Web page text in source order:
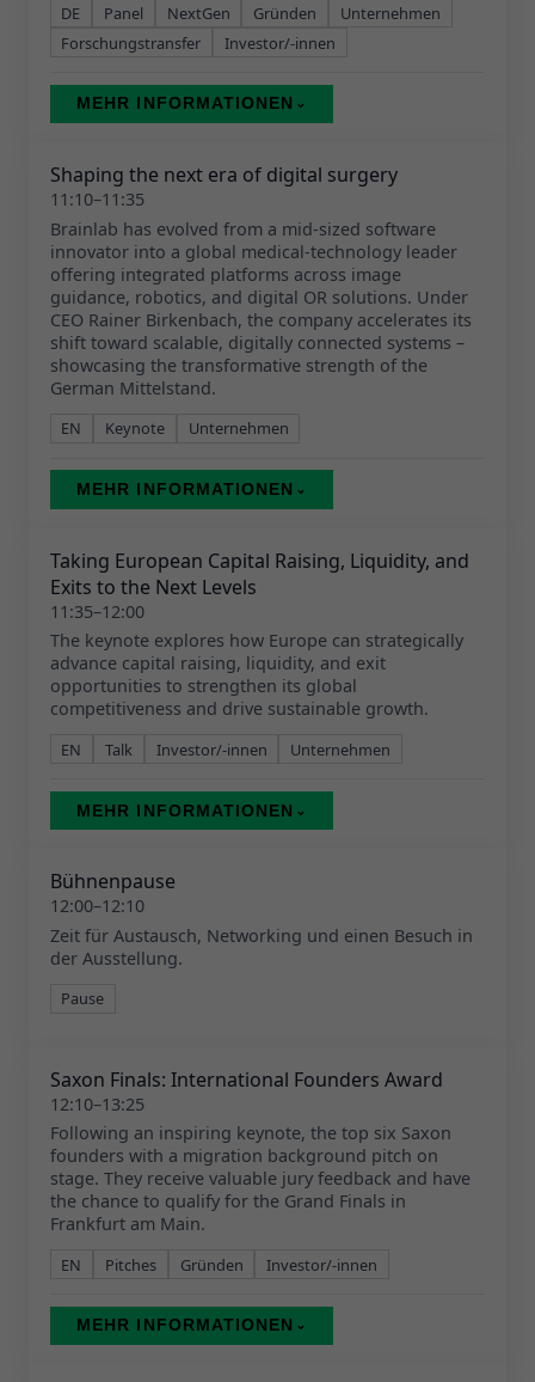
DE Panel NextGen Gründen
Unternehmen
Forschungstransfer
Investor/-innen
MEHR INFORMATIONEN ⌄
Shaping the next era of digital surgery
11:10–11:35
Brainlab has evolved from a mid‑sized software
innovator into a global medical‑technology leader
offering integrated platforms across image
guidance, robotics, and digital OR solutions. Under
CEO Rainer Birkenbach, the company accelerates its
shift toward scalable, digitally connected systems –
showcasing the transformative strength of the
German Mittelstand.
EN Keynote Unternehmen
MEHR INFORMATIONEN ⌄
Taking European Capital Raising, Liquidity, and
Exits to the Next Levels
11:35–12:00
The keynote explores how Europe can strategically
advance capital raising, liquidity, and exit
opportunities to strengthen its global
competitiveness and drive sustainable growth.
EN Talk Investor/-innen Unternehmen
MEHR INFORMATIONEN ⌄
Bühnenpause
12:00–12:10
Zeit für Austausch, Networking und einen Besuch in
der Ausstellung.
Pause
Saxon Finals: International Founders Award
12:10–13:25
Following an inspiring keynote, the top six Saxon
founders with a migration background pitch on
stage. They receive valuable jury feedback and have
the chance to qualify for the Grand Finals in
Frankfurt am Main.
EN Pitches Gründen Investor/-innen
MEHR INFORMATIONEN ⌄